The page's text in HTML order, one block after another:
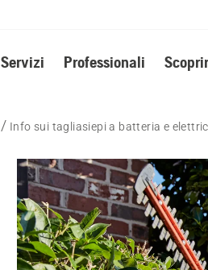
Servizi Professionali
Info sui tagliasiepi a batteria e